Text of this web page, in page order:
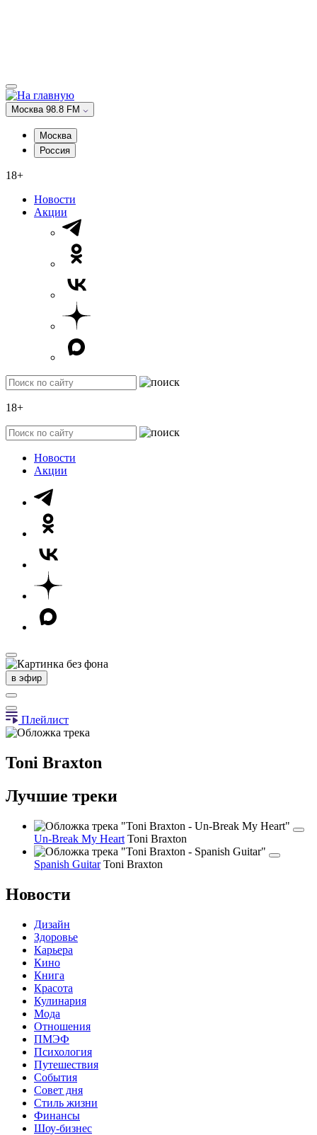
Москва 98.8 FM
Москва
Россия
18+
Новости
Акции
18+
Новости
Акции
в эфир
Плейлист
Toni Braxton
Лучшие треки
Un-Break My Heart Toni Braxton
Spanish Guitar Toni Braxton
Новости
Дизайн
Здоровье
Карьера
Кино
Книга
Красота
Кулинария
Мода
Отношения
ПМЭФ
Психология
Путешествия
События
Совет дня
Стиль жизни
Финансы
Шоу-бизнес